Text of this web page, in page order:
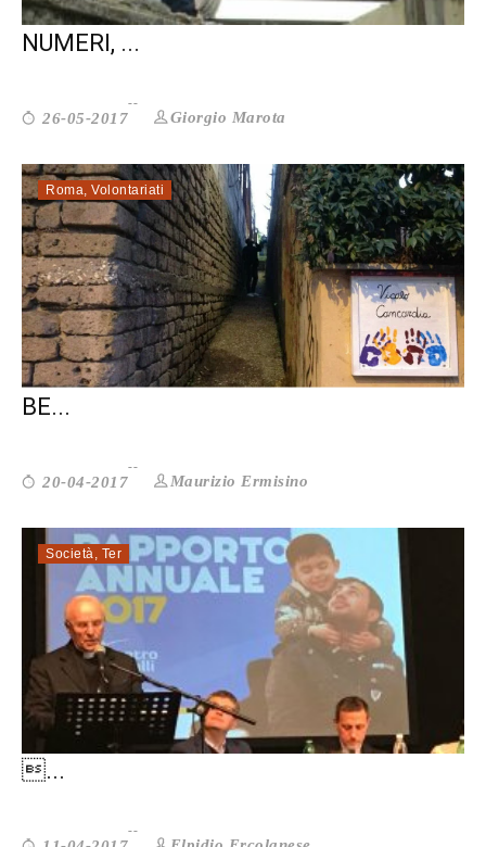
IMMIGRAZIONE. SE GUARDIAMO I
NUMERI, ...
26-05-2017 Giorgio Marota
Roma Volontariati
PIETRALATA INSIEME: LA RETE CHE FA
BE...
20-04-2017 Maurizio Ermisino
Società Ter
RAPPORTO DEL CENTRO ASTALLI 2017.
...